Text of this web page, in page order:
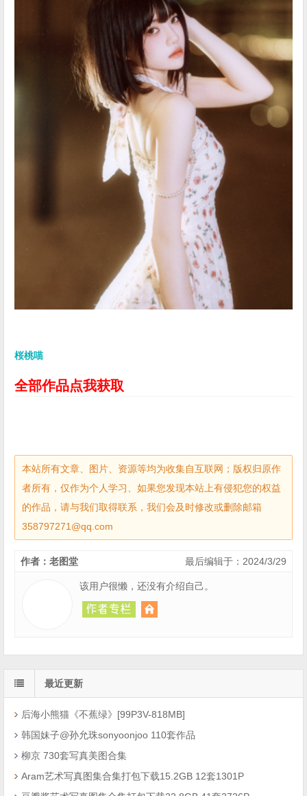
桜桃喵
全部作品点我获取
本站所有文章、图片、资源等均为收集自互联网；版权归原作
者所有，仅作为个人学习、如果您发现本站上有侵犯您的权益
的作品，请与我们取得联系，我们会及时修改或删除邮箱
358797271@qq.com
最后编辑于：2024/3/29
作者：老图堂
该用户很懒，还没有介绍自己。
最近更新
后海小熊猫《不蕉绿》[99P3V-818MB]
韩国妹子@孙允珠sonyoonjoo 110套作品
柳京 730套写真美图合集
Aram艺术写真图集合集打包下载15.2GB 12套1301P